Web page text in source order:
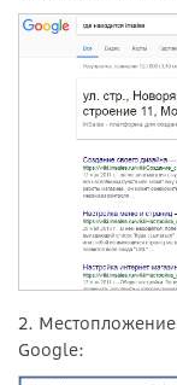
2. Местопложение
Google: